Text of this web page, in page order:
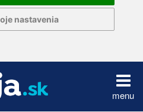
nastavenia
menu